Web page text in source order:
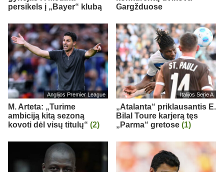
persikels į „Bayer“ klubą
Gargžduose
Anglijos Premier League
M. Arteta: „Turime
ambiciją kitą sezoną
kovoti dėl visų titulų“ (2)
Italijos Serie A
„Atalanta“ priklausantis E.
Bilal Toure karjerą tęs
„Parma“ gretose (1)